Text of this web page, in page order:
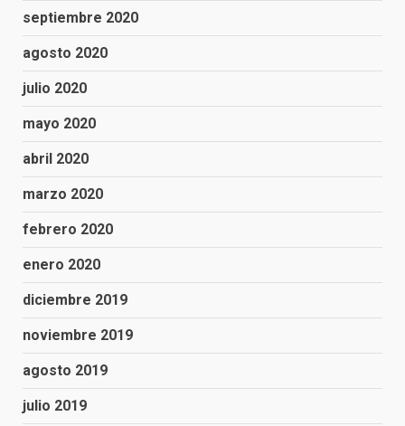
septiembre 2020
agosto 2020
julio 2020
mayo 2020
abril 2020
marzo 2020
febrero 2020
enero 2020
diciembre 2019
noviembre 2019
agosto 2019
julio 2019